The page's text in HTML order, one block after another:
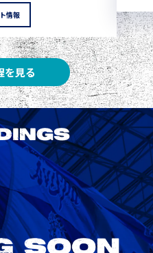
情報
を見る